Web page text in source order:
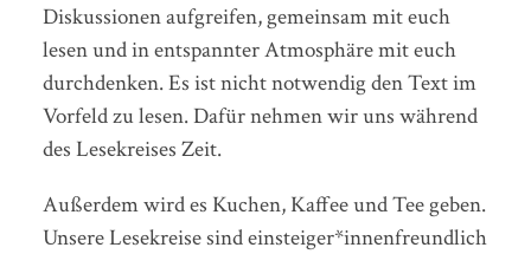
Diskussionen aufgreifen, gemeinsam mit euch
lesen und in entspannter Atmosphäre mit euch
durchdenken. Es ist nicht notwendig den Text im
Vorfeld zu lesen. Dafür nehmen wir uns während
des Lesekreises Zeit.
Außerdem wird es Kuchen, Kaffee und Tee geben.
Unsere Lesekreise sind einsteiger*innenfreundlich